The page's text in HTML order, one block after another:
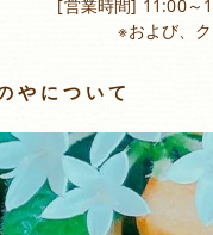
[営業時間] 11:00～
※および、
やについて